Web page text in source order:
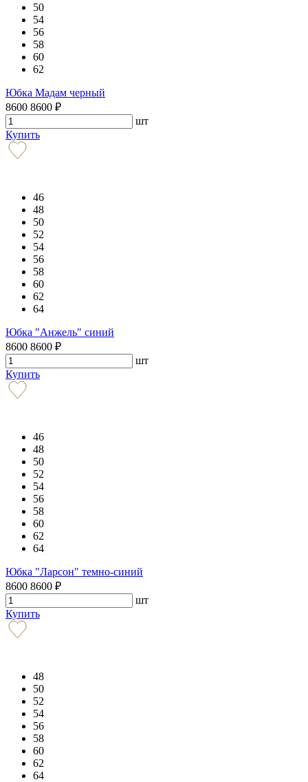
50
54
56
58
60
62
Юбка Мадам черный
8600 8600 ₽
шт
Купить
46
48
50
52
54
56
58
60
62
64
Юбка "Анжель" синий
8600 8600 ₽
шт
Купить
46
48
50
52
54
56
58
60
62
64
Юбка "Ларсон" темно-синий
8600 8600 ₽
шт
Купить
48
50
52
54
56
58
60
62
64